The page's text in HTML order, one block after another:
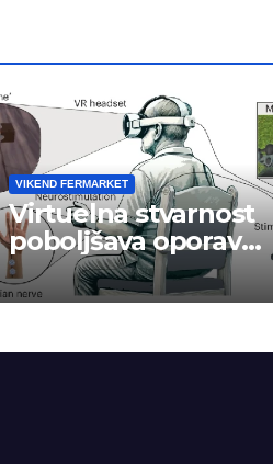
VIKEND FERMARKET
Virtuelna stvarnost
poboljšava oporavak
ruke nakon
moždanog udara